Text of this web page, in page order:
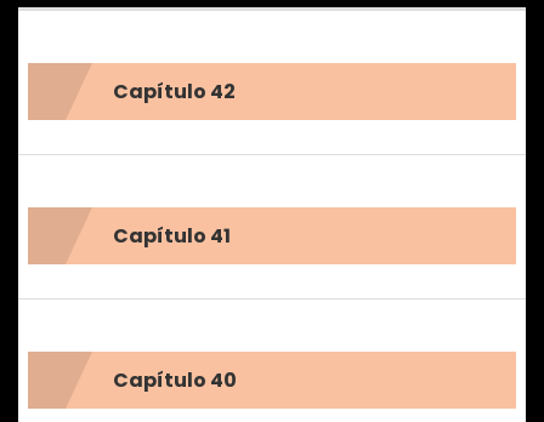
Capítulo 42
Capítulo 41
Capítulo 40